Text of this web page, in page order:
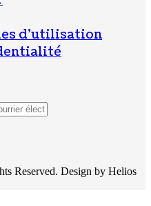
d’utilisation
Reserved. Design by Helios